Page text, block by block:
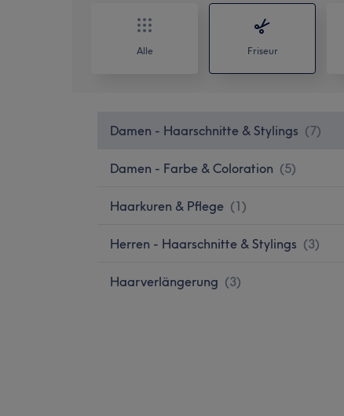
Alle Friseur
Damen - Haarschnitte & Stylings (7)
Damen - Farbe & Coloration (5)
Haarkuren & Pflege (1)
Herren - Haarschnitte & Stylings (3)
Haarverlängerung (3)